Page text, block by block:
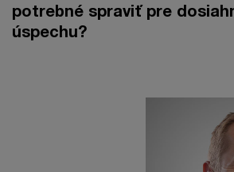
potrebné spraviť pre
úspechu?